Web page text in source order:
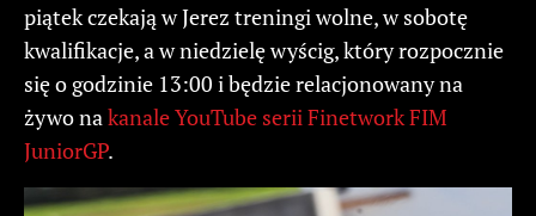
piątek czekają w Jerez treningi wolne, w sobotę
kwalifikacje, a w niedzielę wyścig, który rozpocznie
się o godzinie 13:00 i będzie relacjonowany na
żywo na kanale YouTube serii Finetwork FIM
JuniorGP.